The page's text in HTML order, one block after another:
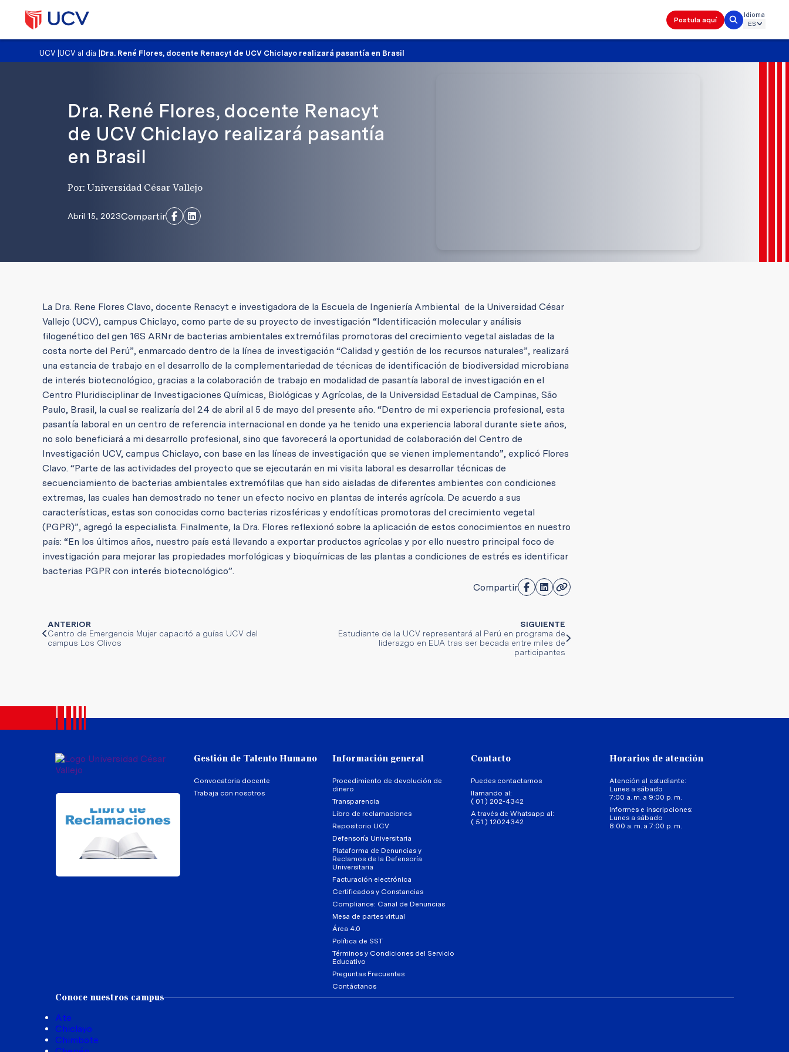
Postula aquí
Idioma
UCV |UCV al día Dra. René Flores, docente Renacyt de UCV Chiclayo realizará pasantía en Brasil
Dra. René Flores, docente Renacyt
de UCV Chiclayo realizará pasantía
en Brasil
Por: Universidad César Vallejo
Abril 15, 2023Compartir
La Dra. Rene Flores Clavo, docente Renacyt e investigadora de la Escuela de Ingeniería Ambiental de la Universidad César
Vallejo (UCV), campus Chiclayo, como parte de su proyecto de investigación “Identificación molecular y análisis
filogenético del gen 16S ARNr de bacterias ambientales extremófilas promotoras del crecimiento vegetal aisladas de la
costa norte del Perú”, enmarcado dentro de la línea de investigación “Calidad y gestión de los recursos naturales”, realizará
una estancia de trabajo en el desarrollo de la complementariedad de técnicas de identificación de biodiversidad microbiana
de interés biotecnológico, gracias a la colaboración de trabajo en modalidad de pasantía laboral de investigación en el
Centro Pluridisciplinar de Investigaciones Químicas, Biológicas y Agrícolas, de la Universidad Estadual de Campinas, São
Paulo, Brasil, la cual se realizaría del 24 de abril al 5 de mayo del presente año. “Dentro de mi experiencia profesional, esta
pasantía laboral en un centro de referencia internacional en donde ya he tenido una experiencia laboral durante siete años,
no solo beneficiará a mi desarrollo profesional, sino que favorecerá la oportunidad de colaboración del Centro de
Investigación UCV, campus Chiclayo, con base en las líneas de investigación que se vienen implementando”, explicó Flores
Clavo. “Parte de las actividades del proyecto que se ejecutarán en mi visita laboral es desarrollar técnicas de
secuenciamiento de bacterias ambientales extremófilas que han sido aisladas de diferentes ambientes con condiciones
extremas, las cuales han demostrado no tener un efecto nocivo en plantas de interés agrícola. De acuerdo a sus
características, estas son conocidas como bacterias rizosféricas y endofíticas promotoras del crecimiento vegetal
(PGPR)”, agregó la especialista. Finalmente, la Dra. Flores reflexionó sobre la aplicación de estos conocimientos en nuestro
país: “En los últimos años, nuestro país está llevando a exportar productos agrícolas y por ello nuestro principal foco de
investigación para mejorar las propiedades morfológicas y bioquímicas de las plantas a condiciones de estrés es identificar
bacterias PGPR con interés biotecnológico”.
Compartir
ANTERIOR
Centro de Emergencia Mujer capacitó a guías UCV del
campus Los Olivos
SIGUIENTE
Estudiante de la UCV representará al Perú en programa de
liderazgo en EUA tras ser becada entre miles de
participantes
Gestión de Talento Humano
Convocatoria docente
Trabaja con nosotros
Información general
Procedimiento de devolución de
dinero
Transparencia
Libro de reclamaciones
Repositorio UCV
Defensoría Universitaria
Plataforma de Denuncias y
Reclamos de la Defensoría
Universitaria
Facturación electrónica
Certificados y Constancias
Compliance: Canal de Denuncias
Mesa de partes virtual
Área 4.0
Política de SST
Términos y Condiciones del Servicio
Educativo
Preguntas Frecuentes
Contáctanos
Contacto
Puedes contactarnos
llamando al:
( 01 ) 202-4342
A través de Whatsapp al:
( 51 ) 12024342
Horarios de atención
Atención al estudiante:
Lunes a sábado
7:00 a. m. a 9:00 p. m.
Informes e inscripciones:
Lunes a sábado
8:00 a. m. a 7:00 p. m.
Conoce nuestros campus
Ate
Chiclayo
Chimbote